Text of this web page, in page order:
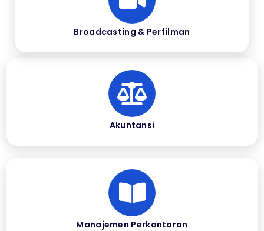
Broadcasting & Perfilman
Akuntansi
Manajemen Perkantoran